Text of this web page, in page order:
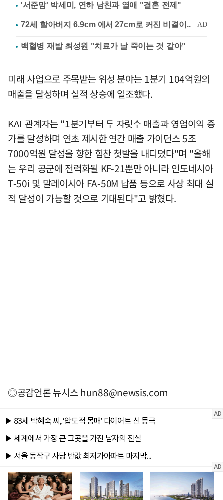
'서준맘' 박세미, 연하 남친과 열애 "결혼 전제"
백혈병 재발 최성원 "치료가 날 죽이는 것 같아"
미래 사업으로 주목받는 위성 분야는 1분기 104억원의
매출을 달성하며 실적 상승에 일조했다.
KAI 관계자는 "1분기부터 두 자릿수 매출과 영업이익 증
가를 달성하며 연초 제시한 연간 매출 가이던스 5조
7000억원 달성을 향한 힘찬 첫발을 내디뎠다"며 "올해
는 우리 공군에 전력화될 KF-21뿐만 아니라 인도네시아
T-50i 및 말레이시아 FA-50M 납품 등으로 사상 최대 실
적 달성이 가능할 것으로 기대된다"고 밝혔다.
◎공감언론 뉴시스hun88@newsis.com